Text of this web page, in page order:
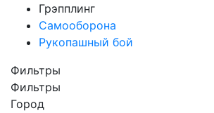
Грэпплинг
Самооборона
Рукопашный бой
Фильтры
Фильтры
Город